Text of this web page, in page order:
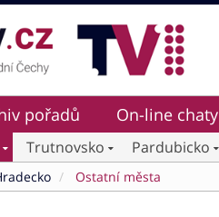
pořadů On-line chaty
Trutnovsko Pardubicko
Ostatní města